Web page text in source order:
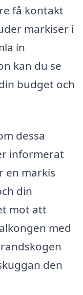
få kontakt
markiser i
in
kan du se
budget och
dessa
informerat
en markis
din
mot att
med
den